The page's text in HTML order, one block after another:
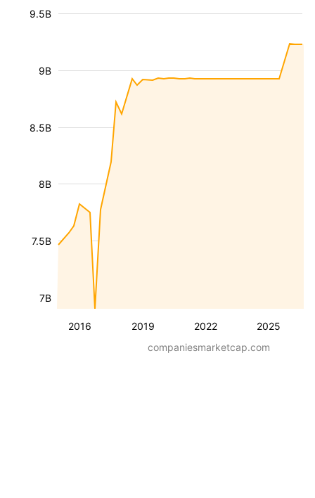
2016 2019 2022 2025
7B
7.5B
8B
8.5B
9B
9.5B
companiesmarketcap.com